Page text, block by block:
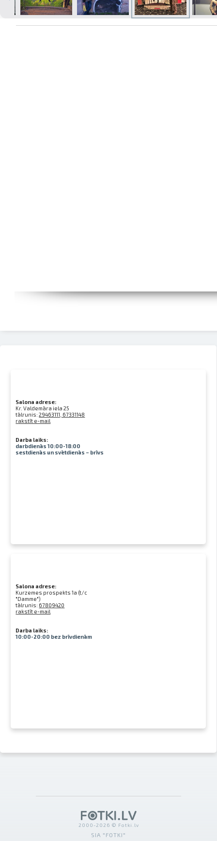
Izdrukas 1h laikā Rīgā – pasūtiet
tiešsaistē
Dažādi formāti un papīra veidi
Salona adrese:
Kr. Valdemāra iela 25
tālrunis:29463111, 67331148
rakstīt e-mail
Darba laiks:
darbdienās 10:00-18:00
sestdienās un svētdienās – brīvs
Salona adrese:
Kurzemes prospekts 1a (t/c
"Damme")
tālrunis: 67809420
rakstīt e-mail
Darba laiks:
10:00-20:00 bez brīvdienām
2000-2026 © Fotki.lv
SIA "FOTKI"